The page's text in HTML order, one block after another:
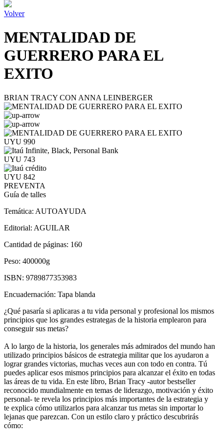
Volver
MENTALIDAD DE
GUERRERO PARA EL
EXITO
BRIAN TRACY CON ANNA LEINBERGER
UYU 990
UYU 743
UYU 842
PREVENTA
Guía de talles
Temática: AUTOAYUDA
Editorial: AGUILAR
Cantidad de páginas: 160
Peso: 400000g
ISBN: 9789877353983
Encuadernación: Tapa blanda
¿Qué pasaría si aplicaras a tu vida personal y profesional los mismos
principios que los grandes estrategas de la historia emplearon para
conseguir sus metas?
A lo largo de la historia, los generales más admirados del mundo han
utilizado principios básicos de estrategia militar que los ayudaron a
lograr grandes victorias, muchas veces aun con todo en contra. Tú
puedes aplicar esos mismos principios para alcanzar el éxito en todas
las áreas de tu vida. En este libro, Brian Tracy -autor bestseller
reconocido mundialmente en temas de liderazgo, motivación y éxito
personal- te revela los principios más importantes de la estrategia y
te explica cómo utilizarlos para alcanzar tus metas sin importar lo
lejanas que parezcan. Con un estilo claro y práctico descubrirás
cómo: